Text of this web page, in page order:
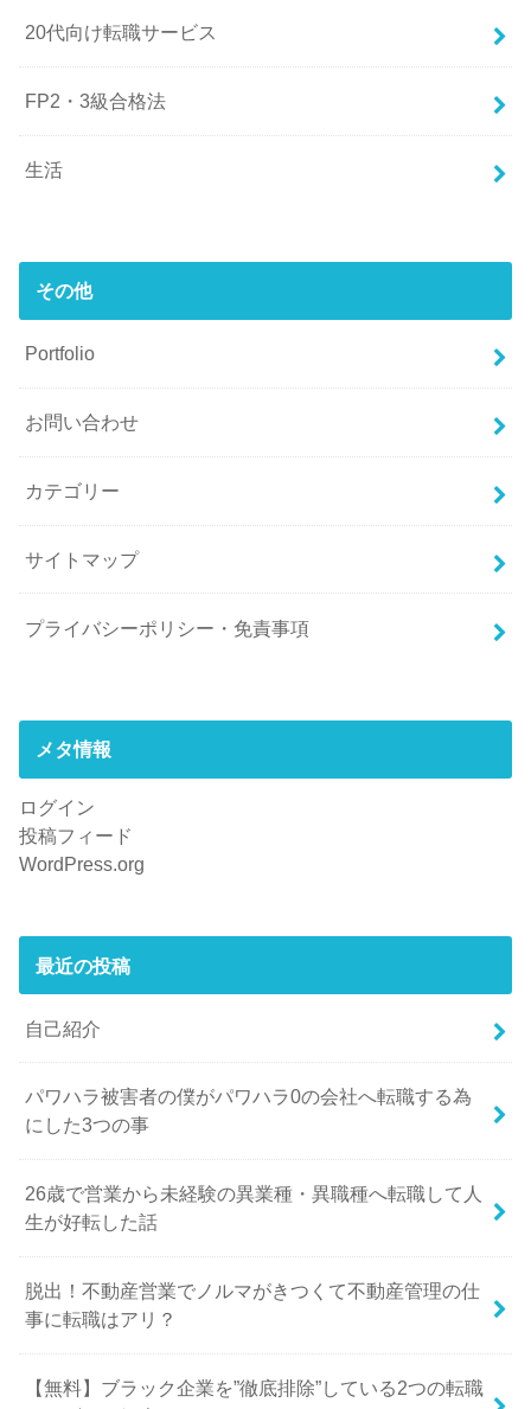
20代向け転職サービス
FP2・3級合格法
生活
その他
Portfolio
お問い合わせ
カテゴリー
サイトマップ
プライバシーポリシー・免責事項
メタ情報
ログイン
投稿フィード
WordPress.org
最近の投稿
自己紹介
パワハラ被害者の僕がパワハラ0の会社へ転職する為
にした3つの事
26歳で営業から未経験の異業種・異職種へ転職して人
生が好転した話
脱出！不動産営業でノルマがきつくて不動産管理の仕
事に転職はアリ？
【無料】ブラック企業を”徹底排除”している2つの転職